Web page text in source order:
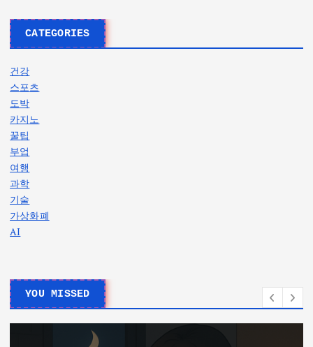
CATEGORIES
건강
스포츠
도박
카지노
꿀팁
부업
여행
과학
기술
가상화폐
AI
YOU MISSED